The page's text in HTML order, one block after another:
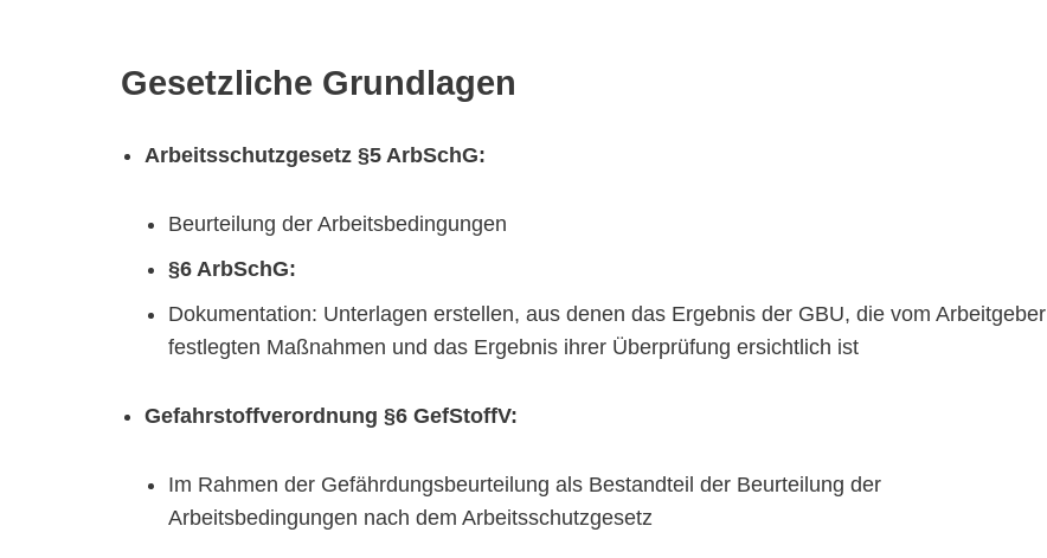
Gesetzliche Grundlagen
Arbeitsschutzgesetz §5 ArbSchG:
Beurteilung der Arbeitsbedingungen
§6 ArbSchG:
Dokumentation: Unterlagen erstellen, aus denen das Ergebnis der GBU, die vom Arbeitgeber
festlegten Maßnahmen und das Ergebnis ihrer Überprüfung ersichtlich ist
Gefahrstoffverordnung §6 GefStoffV:
Im Rahmen der Gefährdungsbeurteilung als Bestandteil der Beurteilung der
Arbeitsbedingungen nach dem Arbeitsschutzgesetz